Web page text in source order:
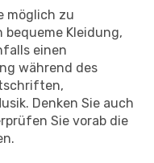
möglich zu
Kleidung,
einen
während des
Denken Sie auch
Sie vorab die